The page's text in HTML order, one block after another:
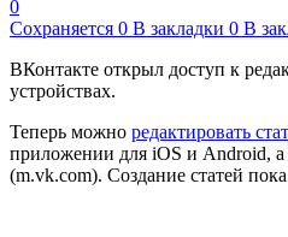
0
Сохраняется 0 В закладки 0 В
ВКонтакте открыл доступ к
устройствах.
Теперь можно редактировать
приложении для iOS и Android,
(m.vk.com). Создание статей